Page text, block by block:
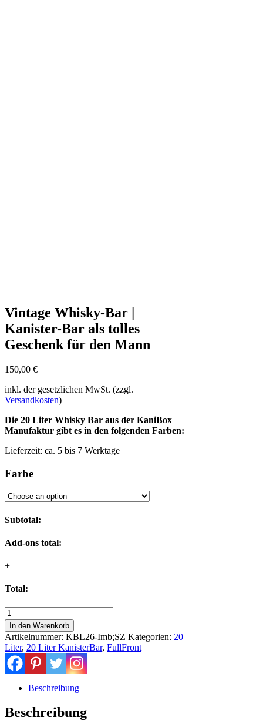
Vintage Whisky-Bar |
Kanister-Bar als tolles
Geschenk für den Mann
150,00 €
inkl. der gesetzlichen MwSt. (zzgl.
Versandkosten)
Die 20 Liter Whisky Bar aus der KaniBox
Manufaktur gibt es in den folgenden Farben:
Lieferzeit: ca. 5 bis 7 Werktage
Farbe
Subtotal:
Add-ons total:
+
Total:
Vintage
Whisky-
Bar
|
Kanister-
Bar
als
tolles
für
den
In den Warenkorb
Artikelnummer: KBL26-Imb;SZ Kategorien: 20
Liter, 20 Liter KanisterBar, FullFront
Beschreibung
Beschreibung